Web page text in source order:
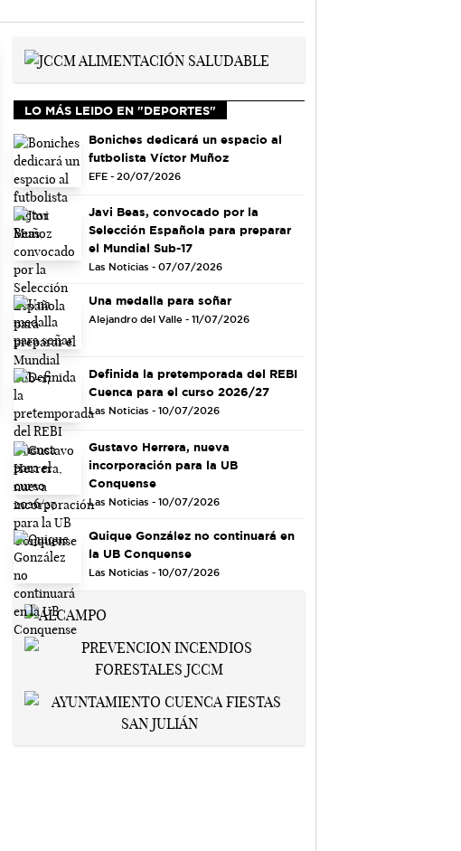
LO MÁS LEIDO EN "DEPORTES"
Boniches dedicará un espacio al
futbolista Víctor Muñoz
EFE - 20/07/2026
Javi Beas, convocado por la
Selección Española para preparar
el Mundial Sub-17
Las Noticias - 07/07/2026
Una medalla para soñar
Alejandro del Valle - 11/07/2026
Definida la pretemporada del REBI
Cuenca para el curso 2026/27
Las Noticias - 10/07/2026
Gustavo Herrera, nueva
incorporación para la UB
Conquense
Las Noticias - 10/07/2026
Quique González no continuará en
la UB Conquense
Las Noticias - 10/07/2026